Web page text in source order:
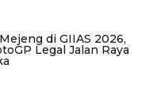
di GIIAS 2026,
Legal Jalan Raya